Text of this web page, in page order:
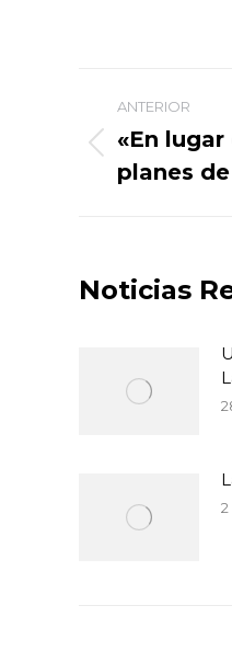
entre
ANTERIOR
Publicación
anterior:
«En
planes
Noticias